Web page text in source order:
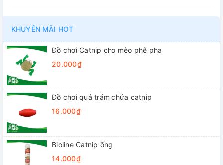
KHUYẾN MÃI HOT
Đồ chơi Catnip cho mèo phê pha
20.000₫
Đồ chơi quả trám chứa catnip
16.000₫
Bioline Catnip ống
14.000₫